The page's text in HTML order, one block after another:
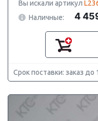
Вы искали артикул
Наличные:
4
Срок поставки: заказ до